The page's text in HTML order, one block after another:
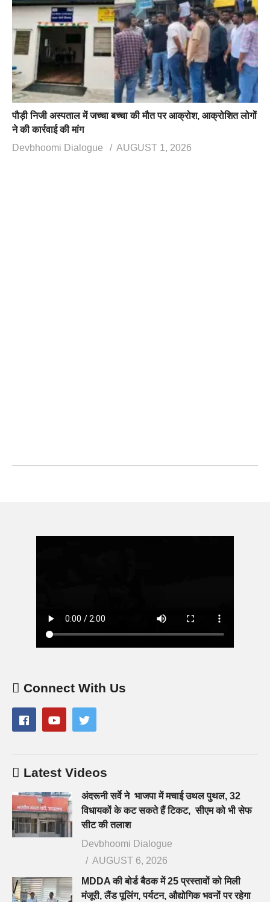
पौड़ी निजी अस्पताल में जच्चा बच्चा की मौत पर आक्रोश, आक्रोशित लोगों
ने की कार्रवाई की मांग
Devbhoomi Dialogue
AUGUST 1, 2026
Connect With Us
Latest Videos
अंदरूनी सर्वे ने भाजपा में मचाई उथल पुथल, 32
विधायकों के कट सकते हैं टिकट, सीएम को भी सेफ
सीट की तलाश
Devbhoomi Dialogue
AUGUST 6, 2026
MDDA की बोर्ड बैठक में 25 प्रस्तावों को मिली
मंजूरी, लैंड पूलिंग, पर्यटन, औद्योगिक भवनों पर रहेगा